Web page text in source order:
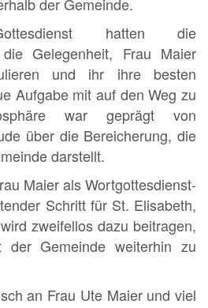
hatten die
die Gelegenheit, Frau Maier
und ihr ihre besten
Aufgabe mit auf den Weg zu
war geprägt von
über die Bereicherung, die
darstellt.
Maier als Wortgottesdienst-
Schritt für St. Elisabeth,
zweifellos dazu beitragen,
der Gemeinde weiterhin zu
an Frau Ute Maier und viel